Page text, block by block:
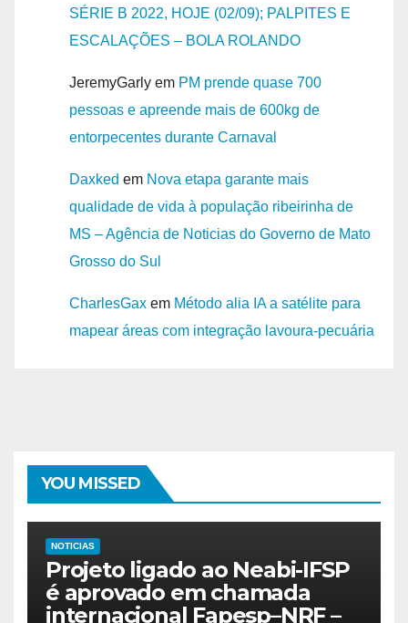
SÉRIE B 2022, HOJE (02/09); PALPITES E
ESCALAÇÕES – BOLA ROLANDO
JeremyGarly em PM prende quase 700
pessoas e apreende mais de 600kg de
entorpecentes durante Carnaval
Daxked em Nova etapa garante mais
qualidade de vida à população ribeirinha de
MS – Agência de Noticias do Governo de Mato
Grosso do Sul
CharlesGax em Método alia IA a satélite para
mapear áreas com integração lavoura-pecuária
YOU MISSED
NOTICIAS
Projeto ligado ao Neabi-IFSP
é aprovado em chamada
internacional Fapesp–NRF –